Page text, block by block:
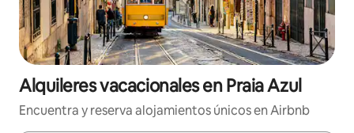
Alquileres vacacionales en Praia Azul
Encuentra y reserva alojamientos únicos en Airbnb